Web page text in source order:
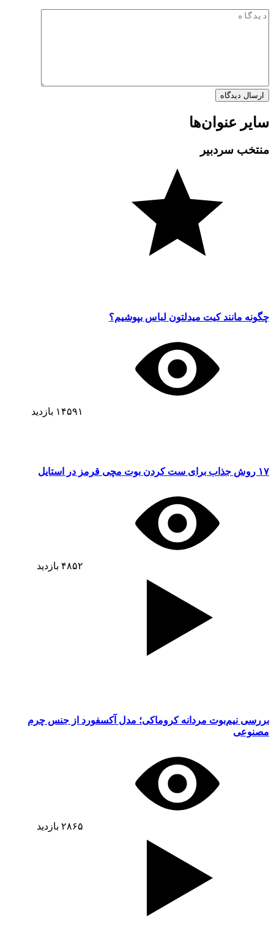
سایر عنوان‌ها
منتخب سردبیر
چگونه مانند کیت میدلتون لباس بپوشیم؟
۱۴۵۹۱ بازدید
۱۷ روش جذاب برای ست کردن بوت مچی قرمز در استایل
۴۸۵۲ بازدید
بررسی نیم‌بوت مردانه کروماکی؛ مدل آکسفورد از جنس چرم
مصنوعی
۲۸۶۵ بازدید